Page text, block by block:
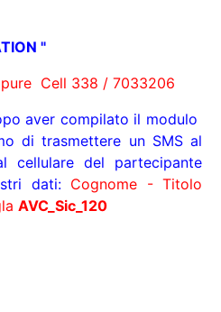
"
Cell 338 / 7033206
aver compilato il modulo
di trasmettere un SMS al
cellulare del partecipante
dati:Cognome - Titolo
AVC_ Sic_120